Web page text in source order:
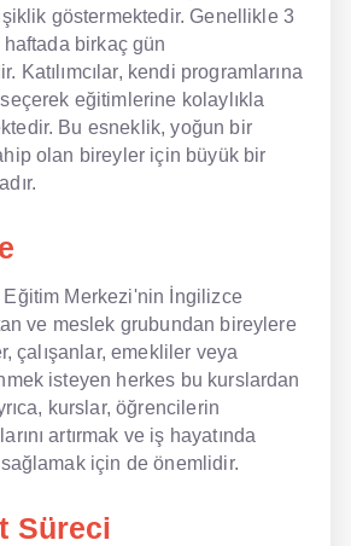
göstermektedir. Genellikle 3
birkaç gün
Katılımcılar, kendi programlarına
eğitimlerine kolaylıkla
Bu esneklik, yoğun bir
olan bireyler için büyük bir
Eğitim Merkezi'nin İngilizce
ve meslek grubundan bireylere
çalışanlar, emekliler veya
isteyen herkes bu kurslardan
kurslar, öğrencilerin
artırmak ve iş hayatında
için de önemlidir.
Süreci